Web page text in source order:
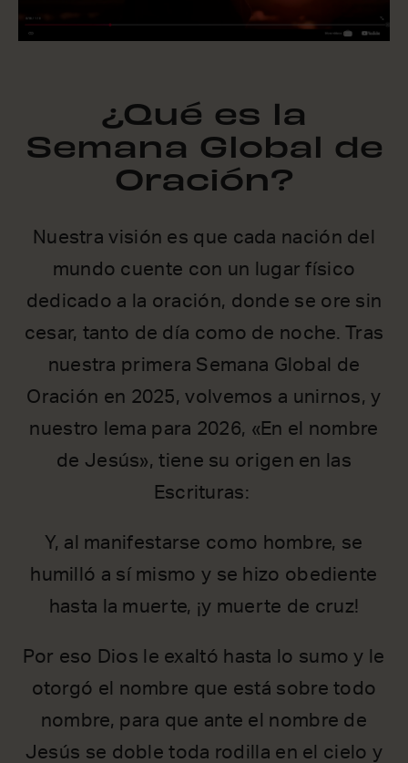
¿Qué es la
Semana Global de
Oración?
Nuestra visión es que cada nación del
mundo cuente con un lugar físico
dedicado a la oración, donde se ore sin
cesar, tanto de día como de noche. Tras
nuestra primera Semana Global de
Oración en 2025, volvemos a unirnos, y
nuestro lema para 2026, «En el nombre
de Jesús», tiene su origen en las
Escrituras:
Y, al manifestarse como hombre, se
humilló a sí mismo y se hizo obediente
hasta la muerte, ¡y muerte de cruz!
Por eso Dios le exaltó hasta lo sumo y le
otorgó el nombre que está sobre todo
nombre, para que ante el nombre de
Jesús se doble toda rodilla en el cielo y